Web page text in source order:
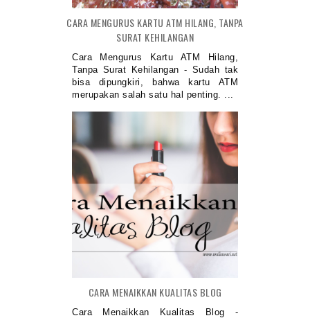
CARA MENGURUS KARTU ATM HILANG, TANPA
SURAT KEHILANGAN
Cara Mengurus Kartu ATM Hilang,
Tanpa Surat Kehilangan - Sudah tak
bisa dipungkiri, bahwa kartu ATM
merupakan salah satu hal penting. ...
CARA MENAIKKAN KUALITAS BLOG
Cara Menaikkan Kualitas Blog -